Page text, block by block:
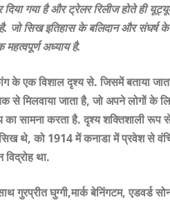
गया है और ट्रेलर रिलीज होते ही
जो सिख इतिहास के बलिदान और संघर्ष
अध्याय है.
के एक विशाल दृश्य से. जिसमें बताया
से मिलवाया जाता है, जो अपने लोगों के
सामना करता है. दृश्य शक्तिशाली रूप से
थे, को 1914 में कनाडा में प्रवेश से
था.
गुरप्रीतघुग्गी,मार्क बेनिंगटम,